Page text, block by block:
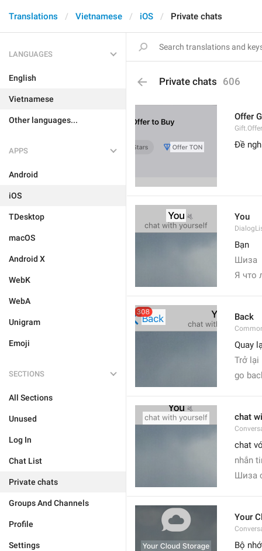
Translations Vietnamese iOS Private chats
LANGUAGES
English
Vietnamese
Other languages...
APPS
Android
iOS
TDesktop
macOS
Android X
WebK
WebA
Unigram
Emoji
SECTIONS
All Sections
Unused
Log In
Chat List
Private chats
Groups And Channels
Profile
Settings
Private chats 606
Offer
Đề
You
Bạn
Шиза
Я что
Back
Quay
Trở lại
go
chat
chat
nhắn
Шиза
Your
Bộ